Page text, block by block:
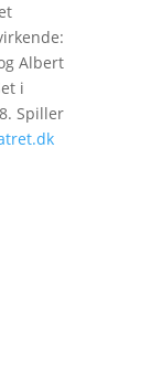
Albert
i
Spiller